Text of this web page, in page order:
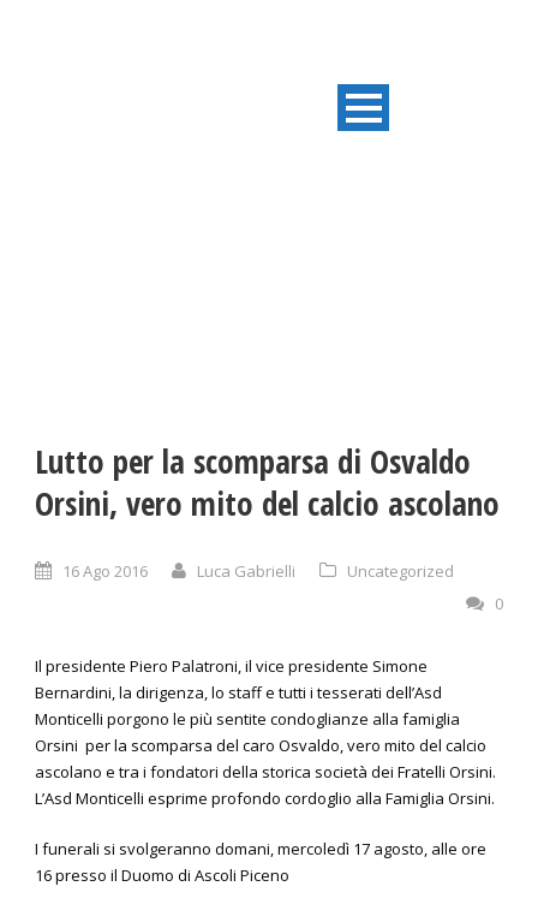
Lutto per la scomparsa di Osvaldo
Orsini, vero mito del calcio ascolano
16 Ago 2016 Luca Gabrielli
Uncategorized
0
Il presidente Piero Palatroni, il vice presidente Simone
Bernardini, la dirigenza, lo staff e tutti i tesserati dell’Asd
Monticelli porgono le più sentite condoglianze alla famiglia
Orsini per la scomparsa del caro Osvaldo, vero mito del calcio
ascolano e tra i fondatori della storica società dei Fratelli Orsini.
L’Asd Monticelli esprime profondo cordoglio alla Famiglia Orsini.
I funerali si svolgeranno domani, mercoledì 17 agosto, alle ore
16 presso il Duomo di Ascoli Piceno